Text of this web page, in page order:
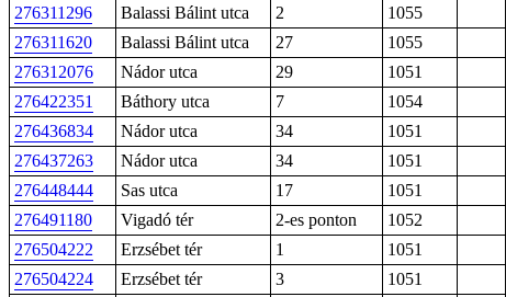
276311296
Balassi Bálint utca 2 1055
276311620
Balassi Bálint utca 27 1055
276312076
Nádor utca 29 1051
276422351
Báthory utca 7 1054
276436834
Nádor utca 34 1051
276437263
Nádor utca 34 1051
276448444
Sas utca 17 1051
276491180
Vigadó tér 2-es ponton 1052
276504222
Erzsébet tér 1 1051
276504224
Erzsébet tér 3 1051